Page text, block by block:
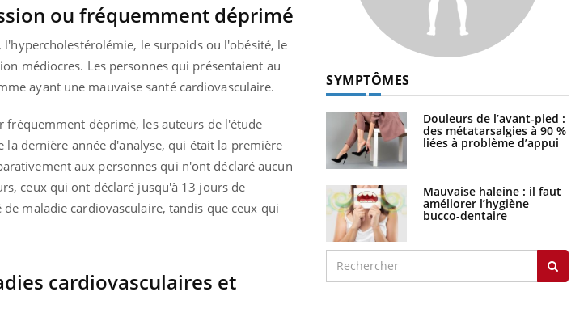
ou fréquemment déprimé
le surpoids ou l'obésité, le
médiocres. Les personnes qui présentaient au
ayant une mauvaise santé cardiovasculaire.
fréquemment déprimé, les auteurs de l'étude
dernière année d'analyse, qui était la première
aux personnes qui n'ont déclaré aucun
ceux qui ont déclaré jusqu'à 13 jours de
maladie cardiovasculaire, tandis que ceux qui
cardiovasculaires et
SYMPTÔMES
Douleurs de l’avant-pied :
des métatarsalgies à 90 %
liées à problème d’appui
Mauvaise haleine : il faut
améliorer l’hygiène
bucco-dentaire